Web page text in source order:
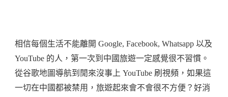
手，
玩
轉
中
相信每個生活不能離開 Google, Facebook, Whatsapp 以及
YouTube 的人，第一次到中國旅遊一定感覺很不習慣。
從谷歌地圖導航到閒來沒事上 YouTube 刷視頻，如果這
一切在中國都被禁用，旅遊起來會不會很不方便？好消